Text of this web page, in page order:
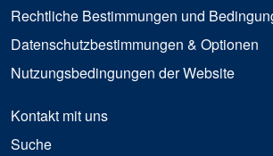
Rechtliche Bestimmungen und
Datenschutzbestimmungen & Optionen
Nutzungsbedingungen der Website
Kontakt mit uns
Suche